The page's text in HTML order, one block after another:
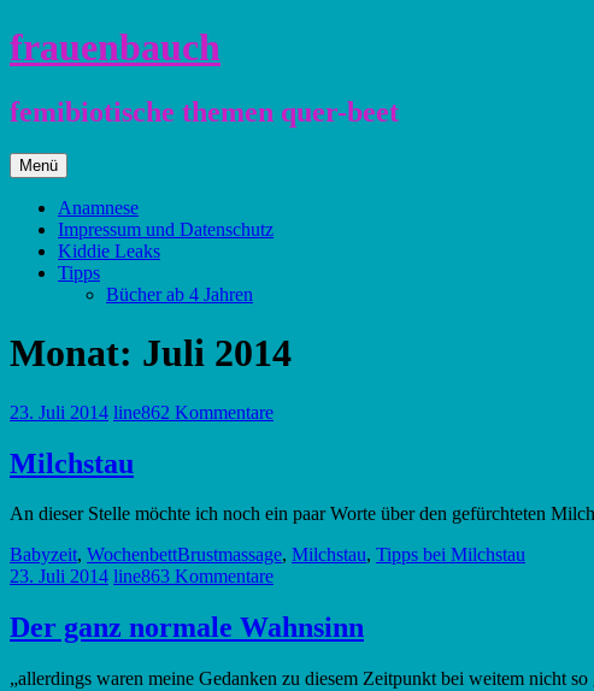
Zum
Inhalt
frauenbauch
femibiotische themen quer-beet
Menü Zum
Inhalt
springen
Anamnese
Impressum und Datenschutz
Kiddie Leaks
Tipps
Bücher ab 4 Jahren
Monat: Juli 2014
23. Juli 2014 line862 Kommentare
Milchstau
An dieser Stelle möchte ich noch ein paar Worte über den gefürchteten
Babyzeit, WochenbettBrustmassage, Milchstau, Tipps bei Milchstau
23. Juli 2014 line863 Kommentare
Der ganz normale Wahnsinn
„allerdings waren meine Gedanken zu diesem Zeitpunkt bei weitem nicht